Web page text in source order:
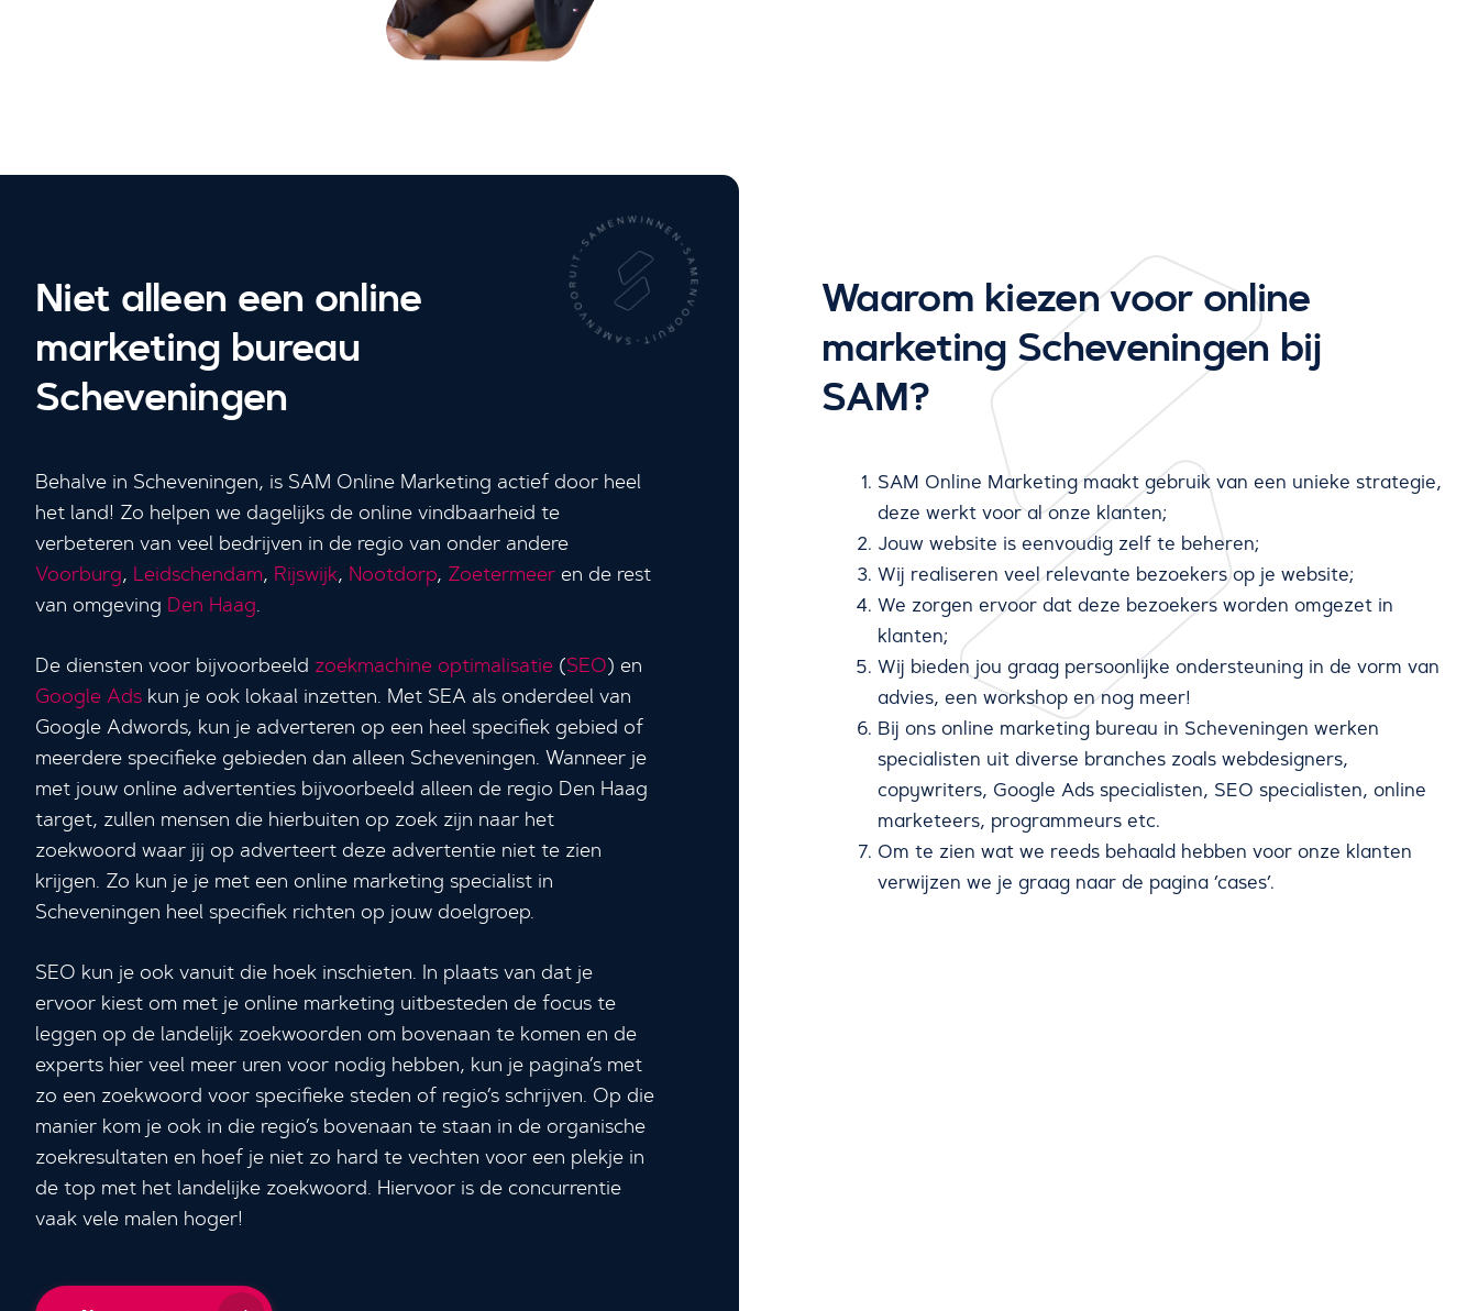
Niet alleen een online
marketing bureau
Scheveningen
Behalve in Scheveningen, is SAM Online Marketing actief door heel
het land! Zo helpen we dagelijks de online vindbaarheid te
verbeteren van veel bedrijven in de regio van onder andere
Voorburg, Leidschendam, Rijswijk, Nootdorp, Zoetermeer en de rest
van omgeving Den Haag.
De diensten voor bijvoorbeeld zoekmachine optimalisatie (SEO) en
Google Ads kun je ook lokaal inzetten. Met SEA als onderdeel van
Google Adwords, kun je adverteren op een heel specifiek gebied of
meerdere specifieke gebieden dan alleen Scheveningen. Wanneer je
met jouw online advertenties bijvoorbeeld alleen de regio Den Haag
target, zullen mensen die hierbuiten op zoek zijn naar het
zoekwoord waar jij op adverteert deze advertentie niet te zien
krijgen. Zo kun je je met een online marketing specialist in
Scheveningen heel specifiek richten op jouw doelgroep.
SEO kun je ook vanuit die hoek inschieten. In plaats van dat je
ervoor kiest om met je online marketing uitbesteden de focus te
leggen op de landelijk zoekwoorden om bovenaan te komen en de
experts hier veel meer uren voor nodig hebben, kun je pagina’s met
zo een zoekwoord voor specifieke steden of regio’s schrijven. Op die
manier kom je ook in die regio’s bovenaan te staan in de organische
zoekresultaten en hoef je niet zo hard te vechten voor een plekje in
de top met het landelijke zoekwoord. Hiervoor is de concurrentie
vaak vele malen hoger!
Waarom kiezen voor online
marketing Scheveningen bij
SAM?
SAM Online Marketing maakt gebruik van een unieke strategie,
deze werkt voor al onze klanten;
Jouw website is eenvoudig zelf te beheren;
Wij realiseren veel relevante bezoekers op je website;
We zorgen ervoor dat deze bezoekers worden omgezet in
klanten;
Wij bieden jou graag persoonlijke ondersteuning in de vorm van
advies, een workshop en nog meer!
Bij ons online marketing bureau in Scheveningen werken
specialisten uit diverse branches zoals webdesigners,
copywriters, Google Ads specialisten, SEO specialisten, online
marketeers, programmeurs etc.
Om te zien wat we reeds behaald hebben voor onze klanten
verwijzen we je graag naar de pagina ’cases’.